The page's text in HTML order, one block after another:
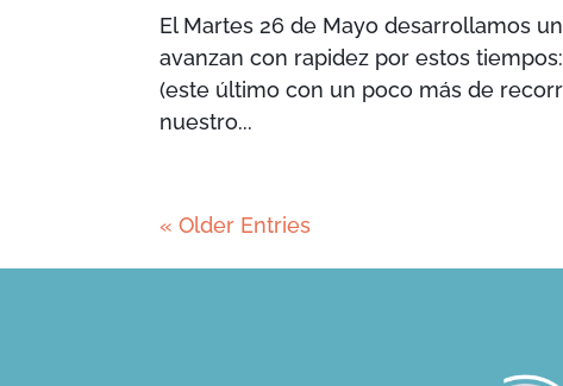
El Martes 26 de Mayo desarrollamos
avanzan con rapidez por estos
(este último con un poco más de
nuestro...
« Older Entries